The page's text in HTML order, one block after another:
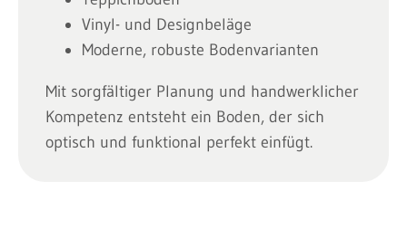
Vinyl- und Designbeläge
Moderne, robuste Bodenvarianten
Mit sorgfältiger Planung und handwerklicher
Kompetenz entsteht ein Boden, der sich
optisch und funktional perfekt einfügt.